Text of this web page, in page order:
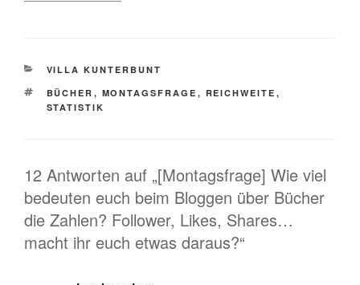
KATEGORIEN
VILLA KUNTERBUNT
SCHLAGWÖRTER
BÜCHER , MONTAGSFRAGE , REICHWEITE ,
STATISTIK
12 Antworten auf „[Montagsfrage] Wie viel
bedeuten euch beim Bloggen über Bücher
die Zahlen? Follower, Likes, Shares…
macht ihr euch etwas daraus?“